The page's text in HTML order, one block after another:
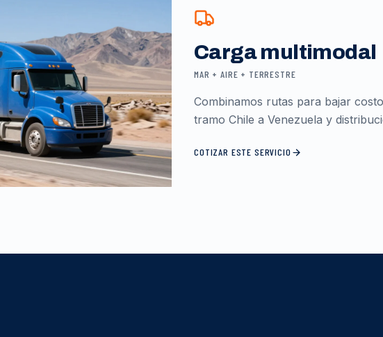
Carga multimodal
MAR + AIRE + TERRESTRE
Combinamos rutas para bajar
tramo Chile a Venezuela y
COTIZAR ESTE SERVICIO